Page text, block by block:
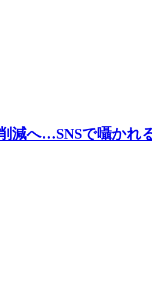
減へ…SNSで囁かれ